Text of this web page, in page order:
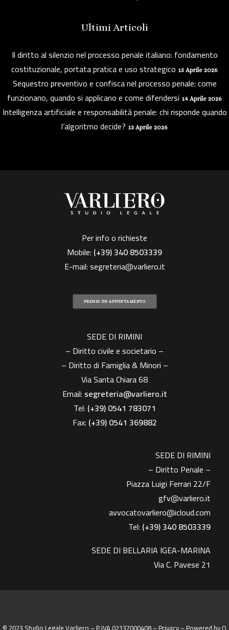
Ultimi Articoli
Il diritto al silenzio nel processo penale italiano: fondamento
costituzionale, portata pratica e uso strategico 15 Aprile 2026
Sequestro preventivo e confisca nel processo penale: come
funzionano, quando si applicano e come difendersi 14 Aprile 2026
Intelligenza artificiale e responsabilità penale: chi risponde quando
l’algoritmo decide? 13 Aprile 2026
Per info o richieste
Mobile: (+39)340 8503339
E-mail:segreteria@varliero.it
PRENDI UN APPUNTAMENTO
SEDE DI RIMINI
– Diritto civile e societario –
– Diritto di Famiglia & Minori –
Via Santa Chiara 68
Email: segreteria@varliero.it
Tel: (+39) 0541 783071
Fax: (+39)0541 369882
SEDE DI RIMINI
– Diritto Penale –
Piazza Luigi Ferrari 22/F
gfv@varliero.it
avvocatovarliero@icloud.com
Tel: (+39) 340 8503339
SEDE DI BELLARIA IGEA-MARINA
Via C. Pavese 21